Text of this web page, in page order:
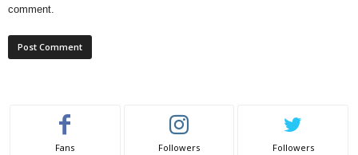
comment.
Fans Followers Followers